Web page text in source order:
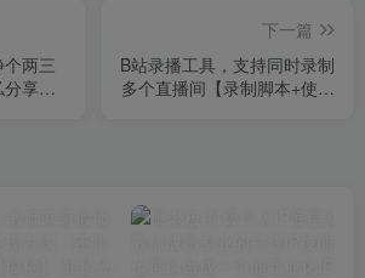
两三
享给
下一篇
B站录播工具，支持同时录制
多个直播间【录制脚本+使用